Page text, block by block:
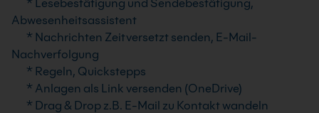
* Lesebestätigung und Sendebestätigung,
Abwesenheitsassistent
* Nachrichten Zeitversetzt senden, E-Mail-
Nachverfolgung
* Regeln, Quickstepps
* Anlagen als Link versenden (OneDrive)
* Drag & Drop z.B. E-Mail zu Kontakt wandeln